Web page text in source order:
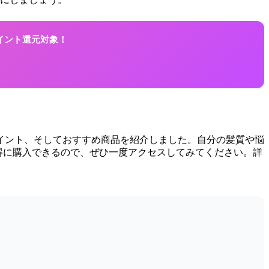
ト還元対象！
ト、そしておすすめ商品を紹介しました。自分の髪質や悩
購入できるので、ぜひ一度アクセスしてみてください。詳